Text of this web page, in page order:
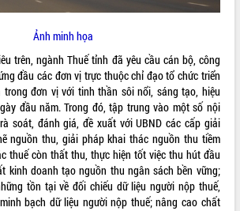
miễn phí
Ảnh minh họa
trên, ngành Thuế tỉnh đã yêu cầu cán bộ, công
đầu các đơn vị trực thuộc chỉ đạo tổ chức triển
đơn vị với tinh thần sôi nổi, sáng tạo, hiệu
đầu năm. Trong đó, tập trung vào một số nội
soát, đánh giá, đề xuất với UBND các cấp giải
nguồn thu, giải pháp khai thác nguồn thu tiềm
thuế còn thất thu, thực hiện tốt việc thu hút đầu
kinh doanh tạo nguồn thu ngân sách bền vững;
tồn tại về đối chiếu dữ liệu người nộp thuế,
bạch dữ liệu người nộp thuế; nâng cao chất